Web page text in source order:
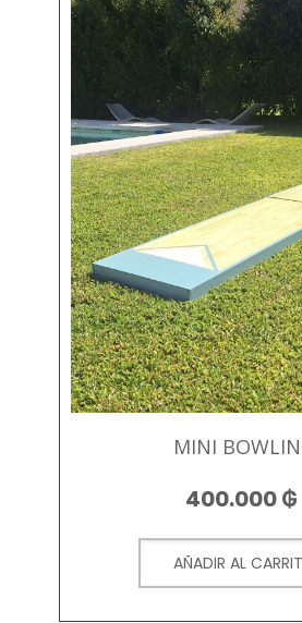
MINI
400.000₲
AÑADIR AL